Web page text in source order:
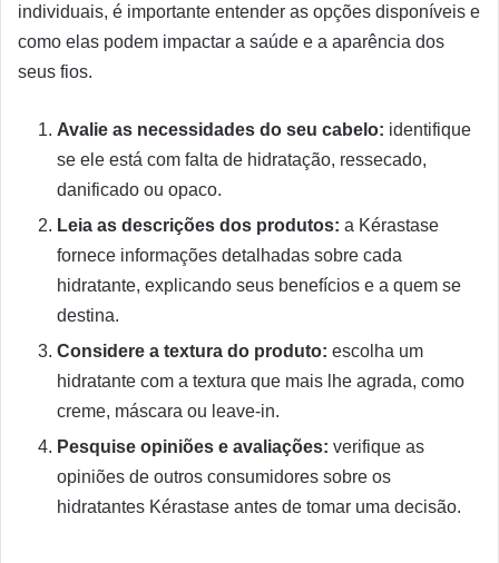
individuais, é importante entender as opções disponíveis e
como elas podem impactar a saúde e a aparência dos
seus fios.
Avalie as necessidades do seu cabelo: identifique
se ele está com falta de hidratação, ressecado,
danificado ou opaco.
Leia as descrições dos produtos: a Kérastase
fornece informações detalhadas sobre cada
hidratante, explicando seus benefícios e a quem se
destina.
Considere a textura do produto: escolha um
hidratante com a textura que mais lhe agrada, como
creme, máscara ou leave-in.
Pesquise opiniões e avaliações: verifique as
opiniões de outros consumidores sobre os
hidratantes Kérastase antes de tomar uma decisão.